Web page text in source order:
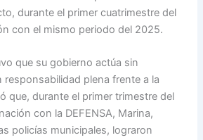
durante el primer cuatrimestre del
con el mismo periodo del 2025.
que su gobierno actúa sin
plena frente a la
que, durante el primer trimestre del
con la DEFENSA, Marina,
policías municipales, lograron